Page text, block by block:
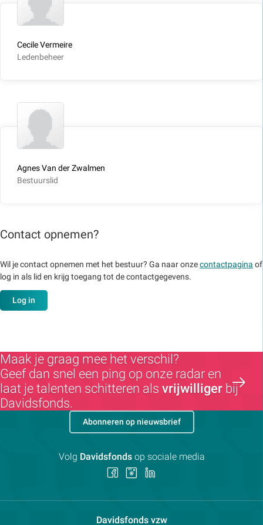
Cecile Vermeire
Ledenbeheer
Agnes Van der Zwalmen
Bestuurslid
Contact opnemen?
Wil je contact opnemen met het bestuur? Ga naar onzecontactpagina of
log in als lid en krijg toegang tot de contactgegevens.
Log in
Maak je graag mee het verschil?
Geef dan snel een ping op onze radar en
laat je talenten schitteren als vrijwilliger bij
Davidsfonds.
Davidsfonds vzwContactpersoon:
Abonneren op nieuwsbrief
Volg Davidsfondsop sociale media
Volg Volg